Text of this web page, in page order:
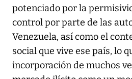
potenciado por la
control por parte de las
Venezuela, así como el
social que vive ese país, lo
incorporación de muchos